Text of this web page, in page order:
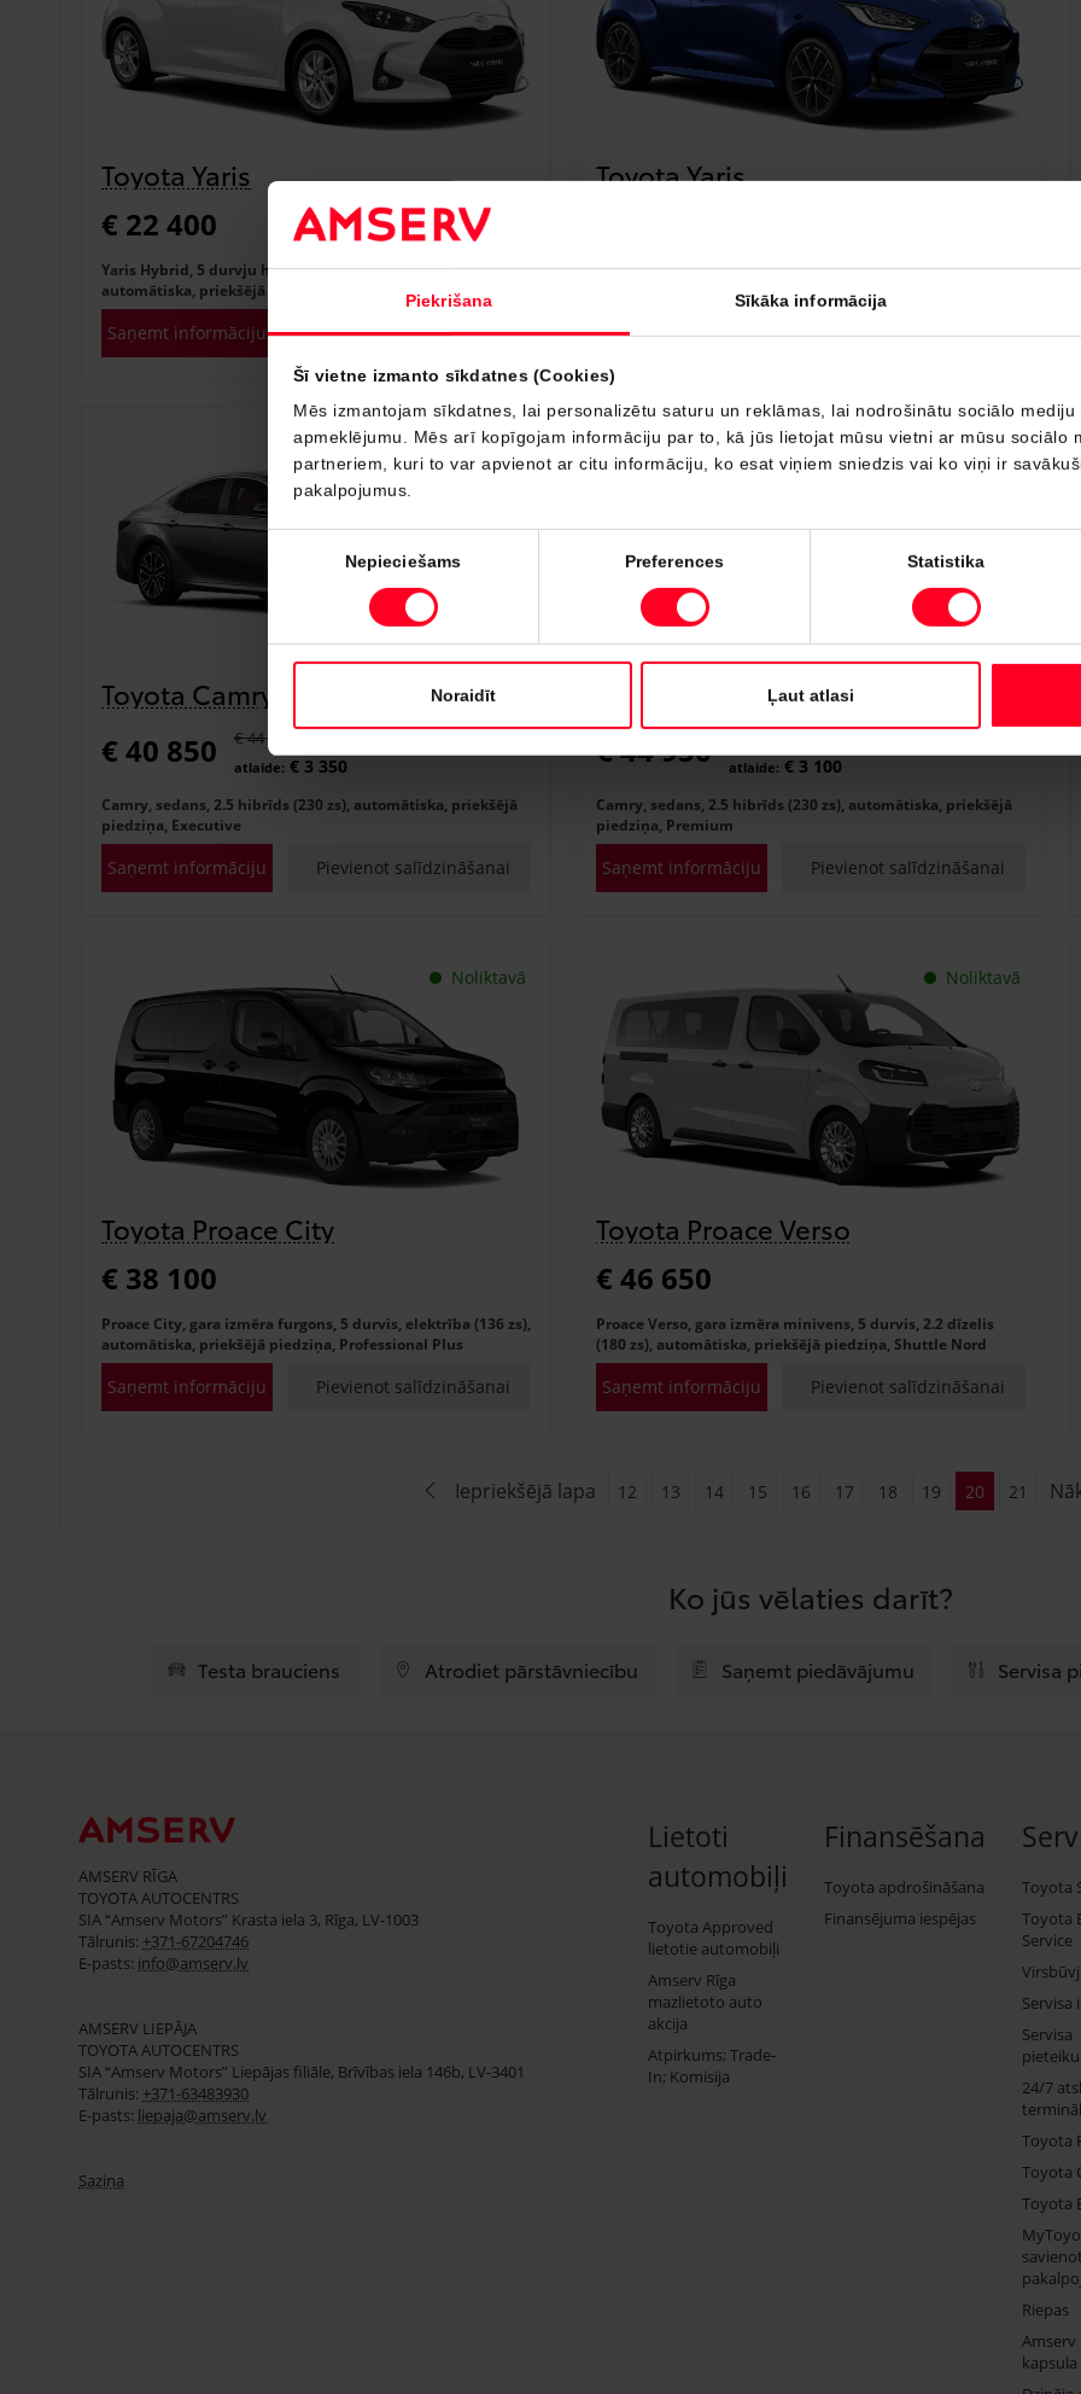
Piekrišana Sīkāka informācija
Šī vietne izmanto sīkdatnes (Cookies)
Mēs izmantojam sīkdatnes, lai personalizētu saturu un reklāmas, lai nodrošinātu sociālo mediju
apmeklējumu. Mēs arī kopīgojam informāciju par to, kā jūs lietojat mūsu vietni ar mūsu sociālo
partneriem, kuri to var apvienot ar citu informāciju, ko esat viņiem sniedzis vai ko viņi ir
pakalpojumus.
Nepieciešams Preferences Statistika
Noraidīt Ļaut atlasi
Toyota Yaris
€ 22 400
Yaris Hybrid, 5 durvju hečbeks, 1.5 hibrīds (116 zs),
automātiska, priekšējā piedziņa, Active
Saņemt informāciju Pievienot salīdzināšanai
Toyota Yaris
Yaris Hybrid, 5 durvju hečbeks, 1.5 hibrīds (116 zs),
automātiska, priekšējā piedziņa, Active Plus
Saņemt informāciju Pievienot salīdzināšanai
Noliktavā
Toyota Camry
€ 40 850 € 44 200
atlaide: € 3 350
Camry, sedans, 2.5 hibrīds (230 zs), automātiska, priekšējā
piedziņa, Executive
Saņemt informāciju Pievienot salīdzināšanai
Noliktavā
€ 44 950 atlaide: € 3 100
Camry, sedans, 2.5 hibrīds (230 zs), automātiska, priekšējā
piedziņa, Premium
Saņemt informāciju Pievienot salīdzināšanai
Noliktavā
Toyota Proace City
€ 38 100
Proace City, gara izmēra furgons, 5 durvis, elektrība (136 zs),
automātiska, priekšējā piedziņa, Professional Plus
Saņemt informāciju Pievienot salīdzināšanai
Noliktavā
Toyota Proace Verso
€ 46 650
Proace Verso, gara izmēra minivens, 5 durvis, 2.2 dīzelis
(180 zs), automātiska, priekšējā piedziņa, Shuttle Nord
Saņemt informāciju Pievienot salīdzināšanai
Iepriekšējā lapa 12 13 14 15 16 17 18 19 20 21
Ko jūs vēlaties darīt?
Testa brauciens Atrodiet pārstāvniecību Saņemt piedāvājumu Servisa
AMSERV RĪGA
TOYOTA AUTOCENTRS
SIA “Amserv Motors” Krasta iela 3, Rīga, LV-1003
Tālrunis: +371-67204746
E-pasts: info@amserv.lv
AMSERV LIEPĀJA
TOYOTA AUTOCENTRS
SIA “Amserv Motors” Liepājas filiāle, Brīvības iela 146b, LV-3401
Tālrunis: +371-63483930
E-pasts: liepaja@amserv.lv
Saziņa
Lietoti
automobiļi
Toyota Approved
lietotie automobiļi
Amserv Rīga
mazlietoto auto
akcija
Atpirkums; Trade-
In; Komisija
Finansēšana
Toyota apdrošināšana
Finansējuma iespējas
Toyota
Toyota
Service
Servisa
Servisa
24/7
Toyota
Toyota
Toyota
Riepas
Amserv
kapsula